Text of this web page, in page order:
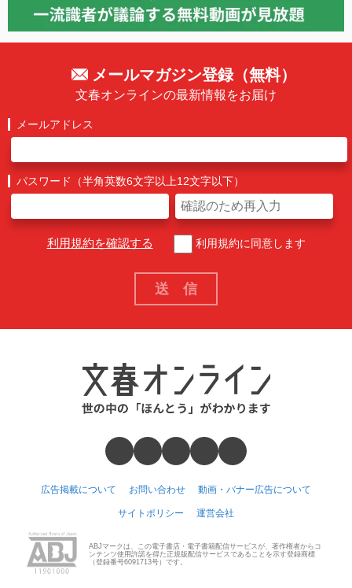
メールマガジン登録（無料）
文春オンラインの最新情報をお届け
メールアドレス
パスワード（半角英数6文字以上12文字以下）
利用規約を確認する 利用規約に同意します
広告掲載について お問い合わせ 動画・バナー広告について
サイトポリシー 運営会社
ABJマークは、この電子書店・電子書籍配信サービスが、著作権者からコ
ンテンツ使用許諾を得た正規版配信サービスであることを示す登録商標
（登録番号6091713号）です。